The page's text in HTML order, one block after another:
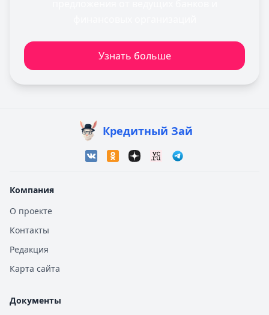
Узнать больше
Кредитный Зай
Компания
О проекте
Контакты
Редакция
Карта сайта
Документы